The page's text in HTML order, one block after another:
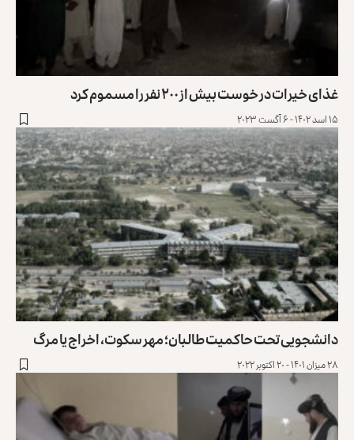
غذای خیرات در خوست بیش از ۲۰۰ نفر را مسموم کرد
۱۵ اسد ۱۴۰۲ - ۶ آگست ۲۰۲۳
دانشجویی تحت حاکمیت طالبان؛ مهر سکوت، اخراج یا مرگ
۲۸ میزان ۱۴۰۱ - ۲۰ اکتوبر ۲۰۲۲